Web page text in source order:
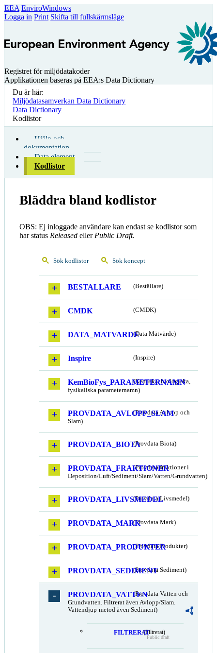
EEA EnviroWindows
Logga in Print Skifta till fullskärmsläge
Registret för miljödatakoder
Applikationen baseras på EEA:s Data Dictionary
Du är här:
Miljödatasamverkan Data Dictionary
Data Dictionary
Kodlistor
Hjälp och
dokumentation
Data element
Kodlistor
Bläddra bland kodlistor
OBS: Ej inloggade användare kan endast se kodlistor som
har status Released eller Public Draft.
Sök kodlistor Sök koncept
BESTALLARE (Beställare)
CMDK (CMDK)
DATA_MATVARDE(Data Mätvärde)
Inspire (Inspire)
KemBioFys_PARAMETERNAMN
(Kemiska, biologiska,
fysikaliska parameternamn)
PROVDATA_AVLOPP_SLAM
(Provdata Avlopp och
Slam)
PROVDATA_BIOTA(Provdata Biota)
PROVDATA_FRAKTIONER
(Provdata fraktioner i
Deposition/Luft/Sediment/Slam/Vatten/Grundvatten)
PROVDATA_LIVSMEDEL
(Provdata Livsmedel)
PROVDATA_MARK(Provdata Mark)
PROVDATA_PRODUKTER
(Provdata Produkter)
PROVDATA_SEDIMENT(Provdata Sediment)
PROVDATA_VATTEN(Provdata Vatten och
Grundvatten. Filtrerat även Avlopp/Slam.
Vattendjup-metod även Sediment)
FILTRERAT(Filtrerat)
Public draft